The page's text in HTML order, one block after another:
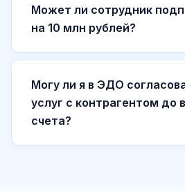
Может ли сотрудник
на 10 млн рублей?
Могу ли я в ЭДО
услуг с контрагентом до
счета?